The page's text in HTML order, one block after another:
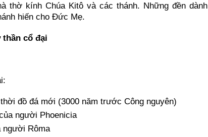
thờ kính Chúa Kitô và các thánh. Những đền dành
hiến cho Đức Mẹ.
cổ đại
đồ đá mới (3000 năm trước Công nguyên)
người Phoenicia
người Rôma